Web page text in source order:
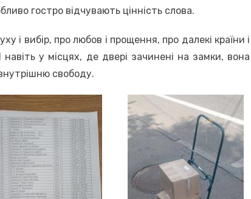
гостро відчувають цінність слова.
і вибір, про любов і прощення, про далекі країни і
у місцях, де двері зачинені на замки, вона
свободу.